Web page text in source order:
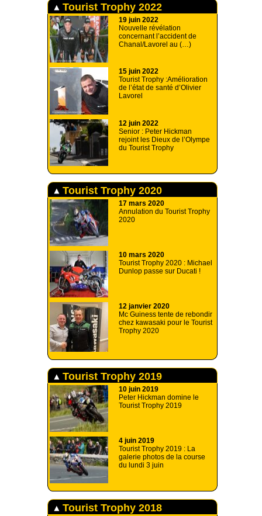
Tourist Trophy 2022
19 juin 2022
Nouvelle révélation
concernant l’accident de
Chanal/Lavorel au (…)
15 juin 2022
Tourist Trophy :Amélioration
de l’état de santé d’Olivier
Lavorel
12 juin 2022
Senior : Peter Hickman
rejoint les Dieux de l’Olympe
du Tourist Trophy
Tourist Trophy 2020
17 mars 2020
Annulation du Tourist Trophy
2020
10 mars 2020
Tourist Trophy 2020 : Michael
Dunlop passe sur Ducati !
12 janvier 2020
Mc Guiness tente de rebondir
chez kawasaki pour le Tourist
Trophy 2020
Tourist Trophy 2019
10 juin 2019
Peter Hickman domine le
Tourist Trophy 2019
4 juin 2019
Tourist Trophy 2019 : La
galerie photos de la course
du lundi 3 juin
Tourist Trophy 2018